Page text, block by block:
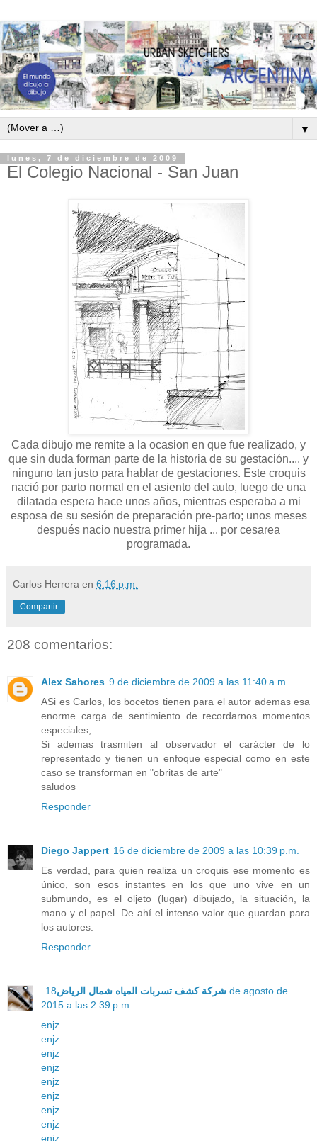
▼
lunes, 7 de diciembre de 2009
El Colegio Nacional - San Juan
Cada dibujo me remite a la ocasion en que fue realizado, y
que sin duda forman parte de la historia de su gestación.... y
ninguno tan justo para hablar de gestaciones. Este croquis
nació por parto normal en el asiento del auto, luego de una
dilatada espera hace unos años, mientras esperaba a mi
esposa de su sesión de preparación pre-parto; unos meses
después nacio nuestra primer hija ... por cesarea
programada.
Carlos Herrera en 6:16 p.m.
Compartir
208 comentarios:
Alex Sahores 9 de diciembre de 2009 a las 11:40 a.m.
ASi es Carlos, los bocetos tienen para el autor ademas esa
enorme carga de sentimiento de recordarnos momentos
especiales,
Si ademas trasmiten al observador el carácter de lo
representado y tienen un enfoque especial como en este
caso se transforman en "obritas de arte"
saludos
Responder
Diego Jappert 16 de diciembre de 2009 a las 10:39 p.m.
Es verdad, para quien realiza un croquis ese momento es
único, son esos instantes en los que uno vive en un
submundo, es el oljeto (lugar) dibujado, la situación, la
mano y el papel. De ahí el intenso valor que guardan para
los autores.
Responder
شركة كشف تسربات المياه شمال الرياض18 de agosto de
2015 a las 2:39 p.m.
enjz
enjz
enjz
enjz
enjz
enjz
enjz
enjz
enjz